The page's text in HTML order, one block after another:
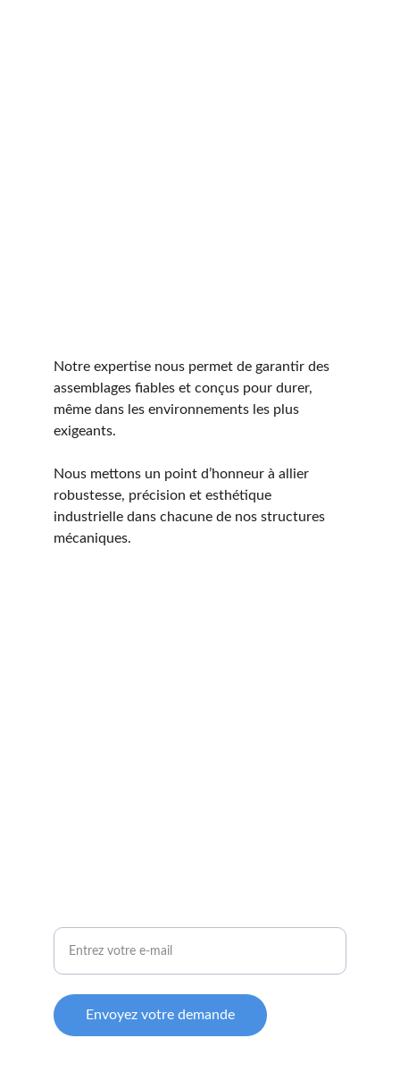
Notre expertise nous permet de garantir des
assemblages fiables et conçus pour durer,
même dans les environnements les plus
exigeants.
Nous mettons un point d’honneur à allier
robustesse, précision et esthétique
industrielle dans chacune de nos structures
mécaniques.
Envoyez votre demande